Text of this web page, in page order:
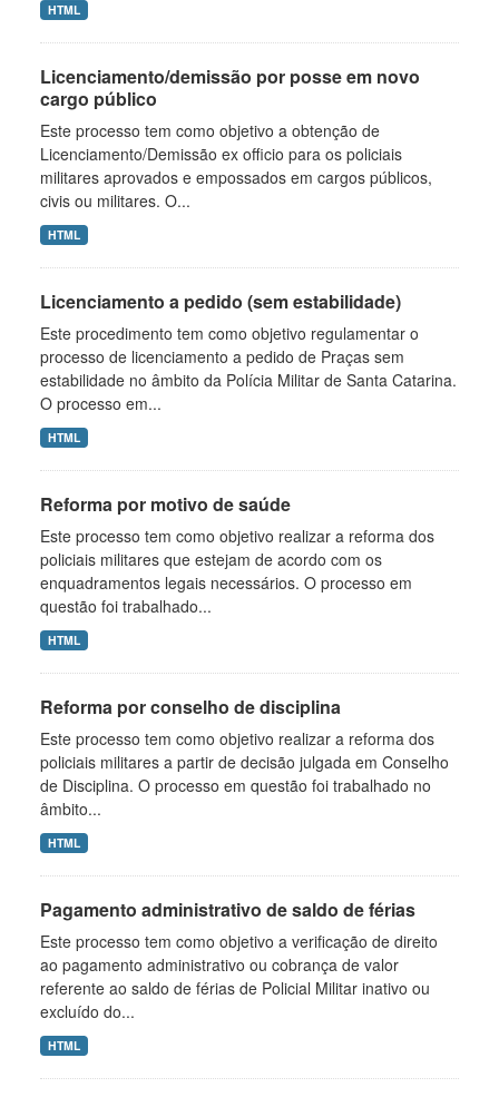
HTML
Licenciamento/demissão por posse em novo
cargo público
Este processo tem como objetivo a obtenção de
Licenciamento/Demissão ex officio para os policiais
militares aprovados e empossados em cargos públicos,
civis ou militares. O...
HTML
Licenciamento a pedido (sem estabilidade)
Este procedimento tem como objetivo regulamentar o
processo de licenciamento a pedido de Praças sem
estabilidade no âmbito da Polícia Militar de Santa Catarina.
O processo em...
HTML
Reforma por motivo de saúde
Este processo tem como objetivo realizar a reforma dos
policiais militares que estejam de acordo com os
enquadramentos legais necessários. O processo em
questão foi trabalhado...
HTML
Reforma por conselho de disciplina
Este processo tem como objetivo realizar a reforma dos
policiais militares a partir de decisão julgada em Conselho
de Disciplina. O processo em questão foi trabalhado no
âmbito...
HTML
Pagamento administrativo de saldo de férias
Este processo tem como objetivo a verificação de direito
ao pagamento administrativo ou cobrança de valor
referente ao saldo de férias de Policial Militar inativo ou
excluído do...
HTML